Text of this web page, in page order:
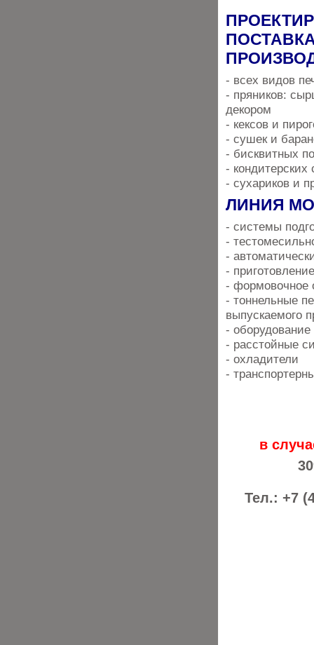
- всех видов
- пряников:
декором
- кексов и
- сушек и
- бисквитных
-
- сухариков и
ЛИНИЯ
- системы
-
-
-
- формовочное
- тоннельные
выпускаемого
-
- расстойные
- охладители
-
в
Тел.: +7